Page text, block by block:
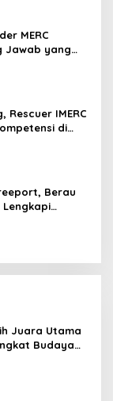
MERC
Jawab yang
Rescuer IMERC
di
Berau
Juara Utama
Budaya